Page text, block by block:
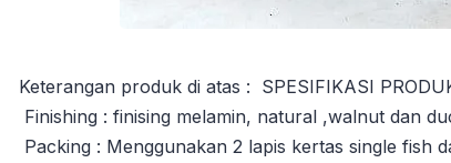
Keterangan produk di atas : SPESIFIKASI
Finishing : finising melamin, natural ,walnut dan
Packing : Menggunakan 2 lapis kertas single fish